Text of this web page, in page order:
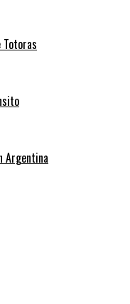
Argentina